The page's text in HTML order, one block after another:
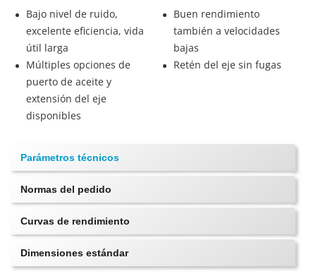
Bajo nivel de ruido,
excelente eficiencia, vida
útil larga
Buen rendimiento
también a velocidades
bajas
Múltiples opciones de
puerto de aceite y
extensión del eje
disponibles
Retén del eje sin fugas
Parámetros técnicos
Normas del pedido
Curvas de rendimiento
Dimensiones estándar